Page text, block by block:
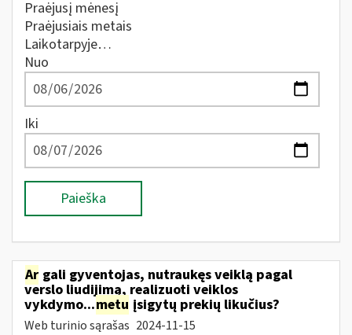
Praėjusį mėnesį
Praėjusiais metais
Laikotarpyje…
Nuo
Iki
Paieška
Ar gali gyventojas, nutraukęs veiklą pagal
verslo liudijimą, realizuoti veiklos
vykdymo...metu įsigytų prekių likučius?
Web turinio sąrašas 2024-11-15